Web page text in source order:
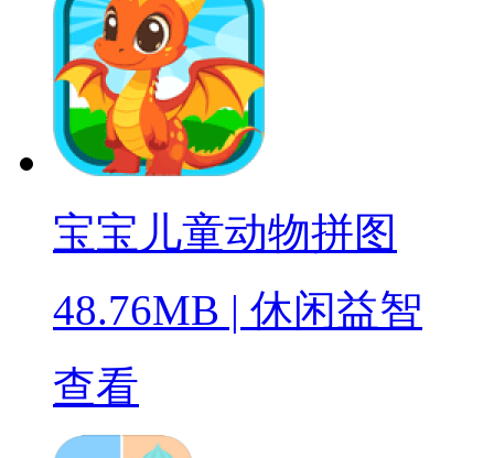
宝宝儿童动物拼图
48.76MB | 休闲益智
查看